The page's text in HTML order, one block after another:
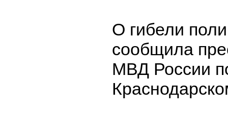
О гибели
сообщила
МВД России